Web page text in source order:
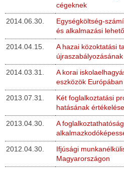
cégeknek
2014.06.30.
Egységköltség-
és alkalmazási
2014.04.15.
A hazai közoktatási
2014.03.31.
A korai
eszközök Európában
2013.07.31.
Két foglalkoztatási
hatásának értékelése
2013.04.30.
A
2012.04.30.
Ifjúsági
Magyarországon